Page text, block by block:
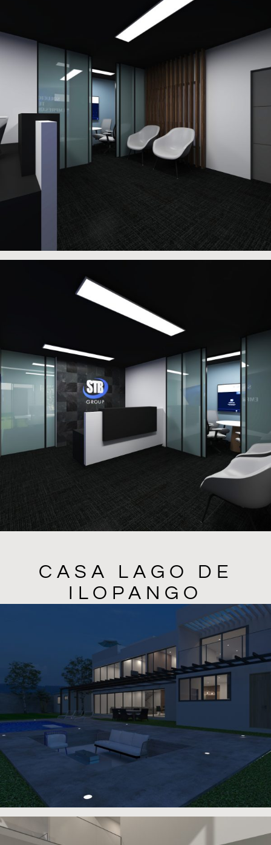
CASA LAGO DE
ILOPANGO